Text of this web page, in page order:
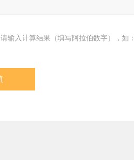
请输入计算结果（填写阿拉伯数字），如